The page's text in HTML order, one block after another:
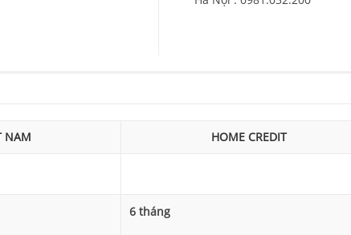
NAM HOME CREDIT
6 tháng